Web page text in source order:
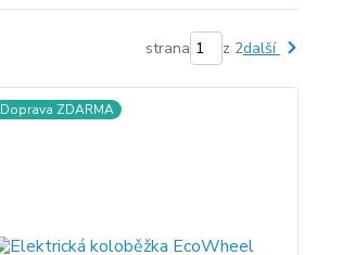
strana z 2další
Doprava ZDARMA